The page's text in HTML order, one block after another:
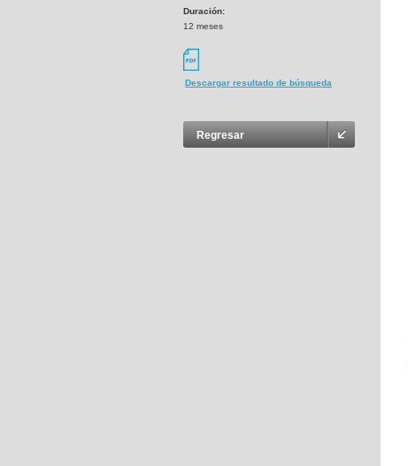
Duración:
12 meses
Descargar resultado de búsqueda
Regresar